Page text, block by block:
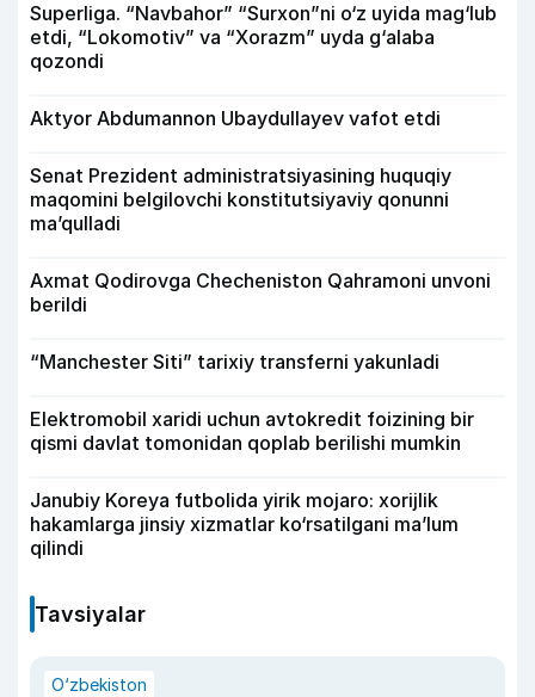
Superliga. “Navbahor” “Surxon”ni o‘z uyida mag‘lub
etdi, “Lokomotiv” va “Xorazm” uyda g‘alaba
qozondi
Aktyor Abdu­mannon Ubaydullayev vafot etdi
Senat Prezident administratsiyasining huquqiy
maqomini belgilovchi konstitutsiyaviy qonunni
ma’qulladi
Axmat Qodirovga Checheniston Qahramoni unvoni
berildi
“Manchester Siti” tarixiy transferni yakunladi
Elektromobil xaridi uchun avtokredit foizining bir
qismi davlat tomonidan qoplab berilishi mumkin
Janubiy Koreya futbolida yirik mojaro: xorijlik
hakamlarga jinsiy xizmatlar ko‘rsatilgani ma’lum
qilindi
Tavsiyalar
O‘zbekiston